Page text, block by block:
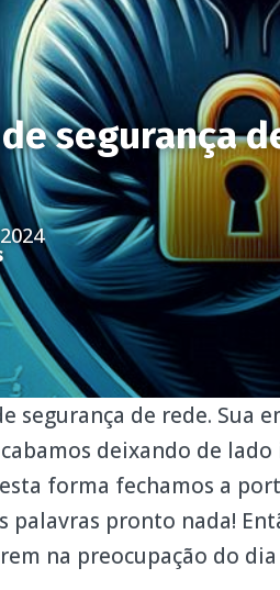
segurança
segurança de rede. Sua
deixando de
forma fechamos a
palavras pronto nada!
na preocupação do